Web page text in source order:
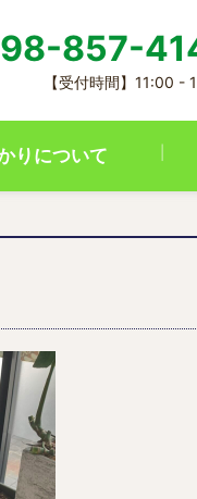
857-
【受付時間】11:00 -
りについて